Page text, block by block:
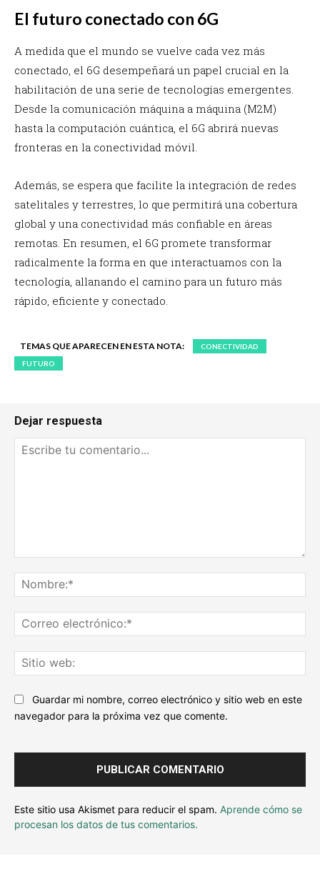
El futuro conectado con 6G
A medida que el mundo se vuelve cada vez más
conectado, el 6G desempeñará un papel crucial en la
habilitación de una serie de tecnologías emergentes.
Desde la comunicación máquina a máquina (M2M)
hasta la computación cuántica, el 6G abrirá nuevas
fronteras en la conectividad móvil.
Además, se espera que facilite la integración de redes
satelitales y terrestres, lo que permitirá una cobertura
global y una conectividad más confiable en áreas
remotas. En resumen, el 6G promete transformar
radicalmente la forma en que interactuamos con la
tecnología, allanando el camino para un futuro más
rápido, eficiente y conectado.
TEMAS QUE APARECEN EN ESTA NOTA:
CONECTIVIDAD
FUTURO
Dejar respuesta
tu
comentario...
Guardar mi nombre, correo electrónico y sitio web en este
navegador para la próxima vez que comente.
Este sitio usa Akismet para reducir el spam. Aprende cómo se
procesan los datos de tus comentarios.